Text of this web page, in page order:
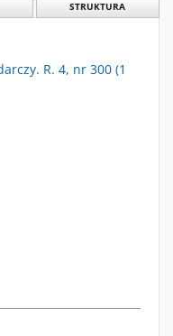
STRUKTURA
R. 4, nr 300 (1